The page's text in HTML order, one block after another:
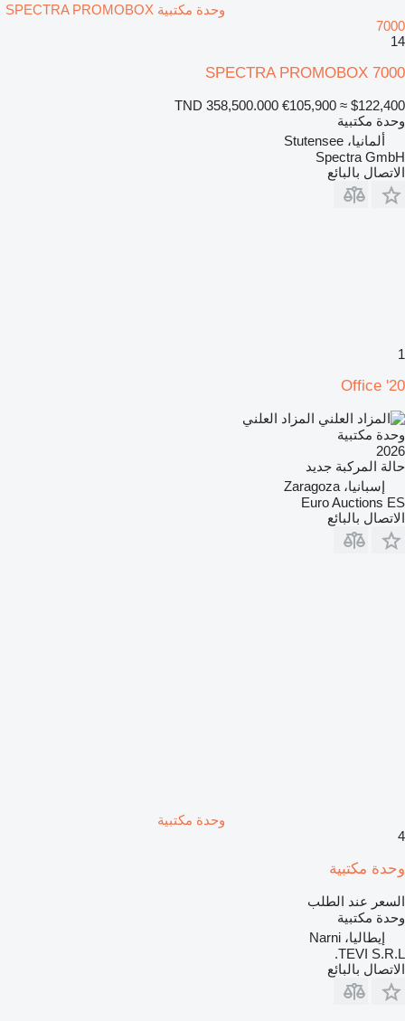
وحدة مكتبية SPECTRA PROMOBOX
7000
14
SPECTRA PROMOBOX 7000
TND 358,500.000 €105,900 ≈ $122,400
وحدة مكتبية
ألمانيا، Stutensee
Spectra GmbH
الاتصال بالبائع
1
20' Office
المزاد العلني
وحدة مكتبية
2026
حالة المركبة جديد
إسبانيا، Zaragoza
Euro Auctions ES
الاتصال بالبائع
وحدة مكتبية
4
وحدة مكتبية
السعر عند الطلب
وحدة مكتبية
إيطاليا، Narni
TEVI S.R.L.
الاتصال بالبائع